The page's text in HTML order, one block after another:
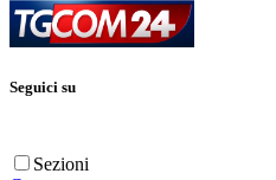
Seguici su
Sezioni